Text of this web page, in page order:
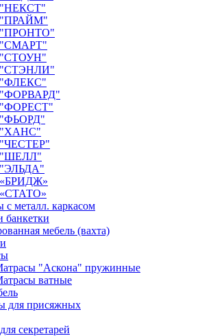
"НЕКСТ"
"ПРАЙМ"
"ПРОНТО"
"СМАРТ"
"СТОУН"
"СТЭНЛИ"
"ФЛЕКС"
"ФОРВАРД"
"ФОРЕСТ"
"ФЬОРД"
"ХАНС"
"ШЕЛЛ"
"ЭЛЬДА"
с металл. каркасом
мебель (вахта)
"Аскона" пружинные
ватные
для присяжных
секретарей